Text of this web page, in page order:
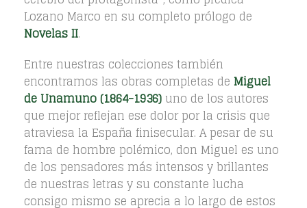
Lozano Marco en su completo prólogo de
Novelas II.
Entre nuestras colecciones también
encontramos las obras completas de Miguel
de Unamuno (1864-1936) uno de los autores
que mejor reflejan ese dolor por la crisis que
atraviesa la España finisecular. A pesar de su
fama de hombre polémico, don Miguel es uno
de los pensadores más intensos y brillantes
de nuestras letras y su constante lucha
consigo mismo se aprecia a lo largo de estos